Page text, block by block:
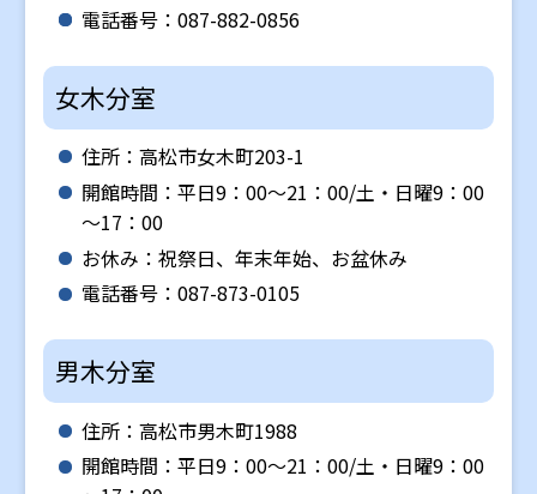
電話番号：087-882-0856
女木分室
住所：高松市女木町203-1
開館時間：平日9：00～21：00/土・日曜9：00
～17：00
お休み：祝祭日、年末年始、お盆休み
電話番号：087-873-0105
男木分室
住所：高松市男木町1988
開館時間：平日9：00～21：00/土・日曜9：00